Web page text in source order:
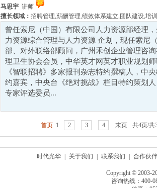
马思宇 讲师
擅长领域： 招聘管理,薪酬管理,绩效体系建立, 团队建设,培
曾任索尼（中国）有限公司人力资源部经理
力资源综合管理与人力资源 企划，现任索尼
部、对外联络部顾问，广州禾创企业管理咨
理卫生协会会员，中华英才网英才职业规划
《智联招聘》多家报刊杂志特约撰稿人，中
约嘉宾，中央台《绝对挑战》栏目特约策划
专家评选委员...
首页 1 2 3 4 末页 共4页/共
时代光华 关于我们 联系我们 合作伙伴
Copyright © 2003-
咨询热线：400-